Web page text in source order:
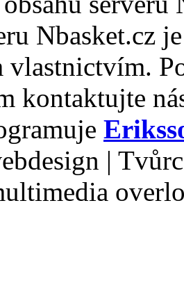
Nbasket.cz
vlastnictvím.
kontaktujte
|